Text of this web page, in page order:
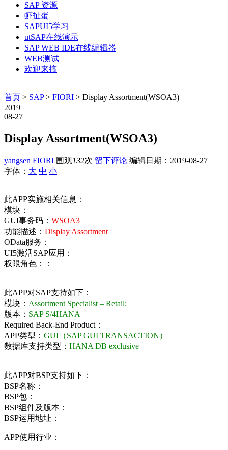
SAP 资源
虾扯蛋
SAPUI5学习
utSAP在线演示
SAP WEB IDE在线编辑器
WEB测试
欢迎来搞
首页 > SAP> FIORI > Display Assortment(WSOA3)
2019
08-27
Display Assortment(WSOA3)
yangsen FIORI 围观132次 留下评论 编辑日期： 2019-08-27
字体： 大 中 小
此APP实施相关信息：
模块：
GUI事务码： WSOA3
功能描述： Display Assortment
OData服务：
UI5激活SAP应用：
权限角色：：
此APP对SAP支持如下：
模块： Assortment Specialist – Retail;
版本： SAP S/4HANA
Required Back-End Product：
APP类型： GUI（SAP GUI TRANSACTION）
数据库支持类型： HANA DB exclusive
此APP对BSP支持如下：
BSP名称：
BSP包：
BSP组件及版本：
BSP运用地址：
APP使用行业：